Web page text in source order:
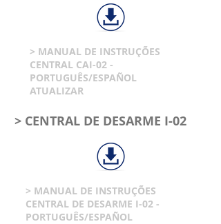
> MANUAL DE INSTRUÇÕES
CENTRAL CAI-02 -
PORTUGUÊS/ESPAÑOL
ATUALIZAR
> CENTRAL DE DESARME I-02
> MANUAL DE INSTRUÇÕES
CENTRAL DE DESARME I-02 -
PORTUGUÊS/ESPAÑOL